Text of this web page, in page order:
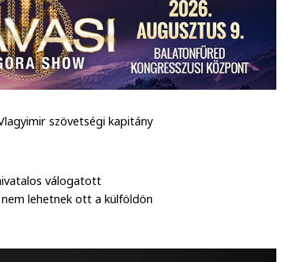
szövetségi kapitány
válogatott
lehetnek ott a külföldön